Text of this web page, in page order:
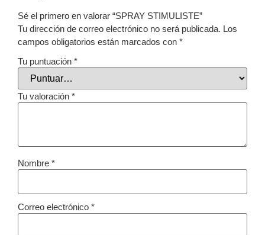
Sé el primero en valorar “SPRAY STIMULISTE”
Tu dirección de correo electrónico no será publicada. Los
campos obligatorios están marcados con *
Tu puntuación *
Tu valoración *
Nombre *
Correo electrónico *